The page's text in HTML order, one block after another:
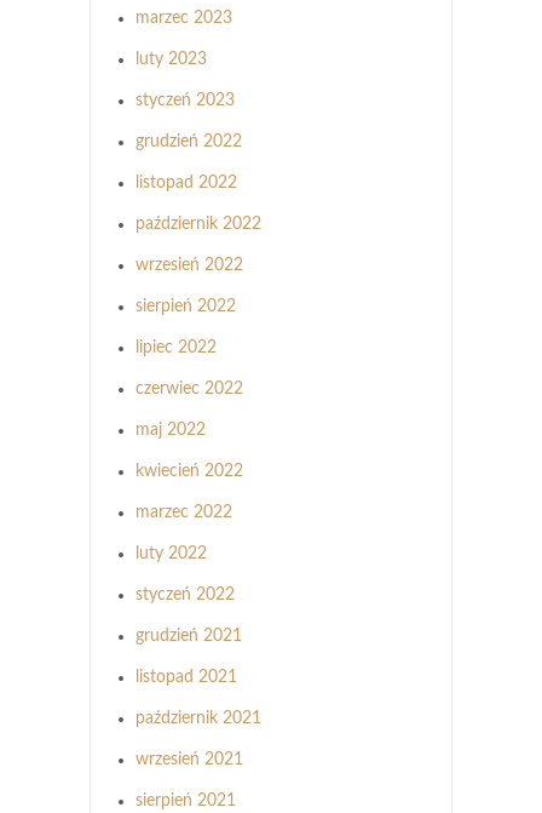
marzec 2023
luty 2023
styczeń 2023
grudzień 2022
listopad 2022
październik 2022
wrzesień 2022
sierpień 2022
lipiec 2022
czerwiec 2022
maj 2022
kwiecień 2022
marzec 2022
luty 2022
styczeń 2022
grudzień 2021
listopad 2021
październik 2021
wrzesień 2021
sierpień 2021